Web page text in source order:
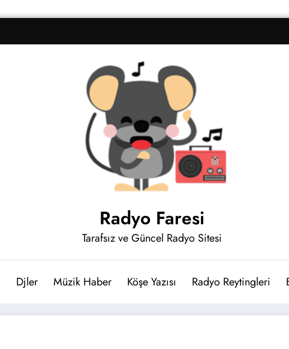
Radyo Faresi
Tarafsız ve Güncel Radyo Sitesi
Djler Müzik Haber Köşe Yazısı Radyo Reytingleri